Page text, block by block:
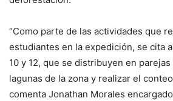
“Como parte de las actividades que
estudiantes en la expedición, se cita
10 y 12, que se distribuyen en
lagunas de la zona y realizar el
comenta Jonathan Morales